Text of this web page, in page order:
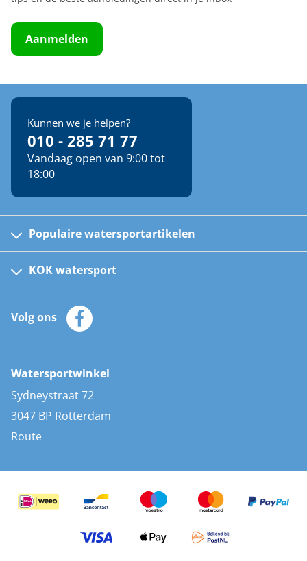
Aanmelden
Kunnen we je helpen?
010 - 285 71 77
Vandaag open van 9:00 tot
18:00
Populaire watersportartikelen
Kinder reddingsvesten
Automatische reddingsvesten
Zeilkleding
Zonnepanelen
AIS transponders
Stootwillen en fenders
Bootkussens
Zwemtrappen
KOK watersport
Klantenservice
Merken
Volg ons
Watersportwinkel
Sydneystraat 72
3047 BP Rotterdam
Route